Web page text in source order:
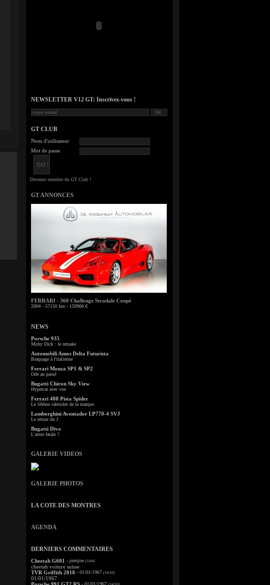
NEWSLETTER V12 GT: Inscrivez-vous !
GT CLUB
Nom d'utilisateur
Mot de passe
GT ANNONCES
FERRARI - 360 Challenge Stradale Coupé
2004 - 57150 km - 159900 €
NEWS
Porsche 935
Moby Dick : le remake
Automobili Amos Delta Futurista
Braquage à l'italienne
Ferrari Monza SP1 & SP2
Ode au passé
Bugatti Chiron Sky View
Hypercar avec vue
Ferrari 488 Pista Spider
Le 50ème cabriolet de la marque
Lamborghini Aventador LP770-4 SVJ
Le retour du J
Bugatti Divo
L'arme fatale ?
GALERIE VIDEOS
GALERIE PHOTOS
LA COTE DES MONTRES
AGENDA
DERNIERS COMMENTAIRES
Cheetah G601 - jamijoe (5/04)
cheetah voiture suisse
TVR Griffith 2018 - 01/01/1967 (14/10)
01/01/1967
- 01/01/1967